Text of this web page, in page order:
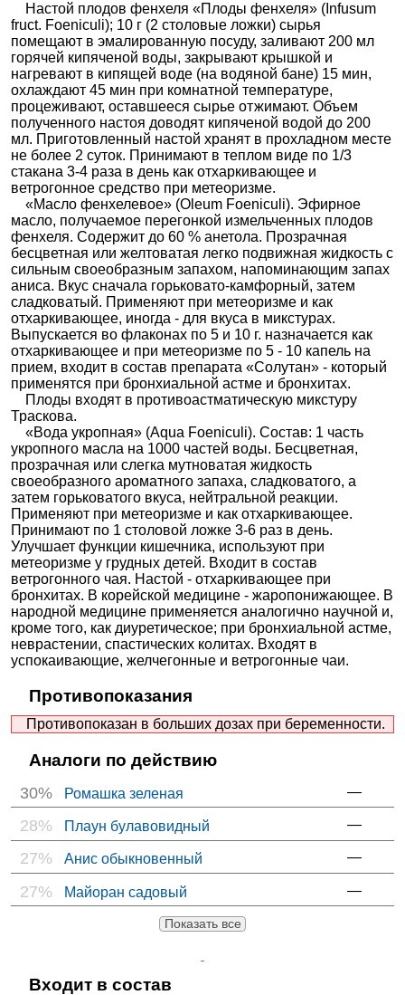
Настой плодов фенхеля «Плоды фенхеля» (Infusum
fruct. Foeniculi); 10 г (2 столовые ложки) сырья
помещают в эмалированную посуду, заливают 200 мл
горячей кипяченой воды, закрывают крышкой и
нагревают в кипящей воде (на водяной бане) 15 мин,
охлаждают 45 мин при комнатной температуре,
процеживают, оставшееся сырье отжимают. Объем
полученного настоя доводят кипяченой водой до 200
мл. Приготовленный настой хранят в прохладном месте
не более 2 суток. Принимают в теплом виде по 1/3
стакана 3-4 раза в день как отхаркивающее и
ветрогонное средство при метеоризме.
«Масло фенхелевое» (Oleum Foeniculi). Эфирное
масло, получаемое перегонкой измельченных плодов
фенхеля. Содержит до 60 % анетола. Прозрачная
бесцветная или желтоватая легко подвижная жидкость с
сильным своеобразным запахом, напоминающим запах
аниса. Вкус сначала горьковато-камфорный, затем
сладковатый. Применяют при метеоризме и как
отхаркивающее, иногда - для вкуса в микстурах.
Выпускается во флаконах по 5 и 10 г. назначается как
отхаркивающее и при метеоризме по 5 - 10 капель на
прием, входит в состав препарата «Солутан» - который
применятся при бронхиальной астме и бронхитах.
Плоды входят в противоастматическую микстуру
Траскова.
«Вода укропная» (Aqua Foeniculi). Состав: 1 часть
укропного масла на 1000 частей воды. Бесцветная,
прозрачная или слегка мутноватая жидкость
своеобразного ароматного запаха, сладковатого, а
затем горьковатого вкуса, нейтральной реакции.
Применяют при метеоризме и как отхаркивающее.
Принимают по 1 столовой ложке 3-6 раз в день.
Улучшает функции кишечника, используют при
метеоризме у грудных детей. Входит в состав
ветрогонного чая. Настой - отхаркивающее при
бронхитах. В корейской медицине - жаропонижающее. В
народной медицине применяется аналогично научной и,
кроме того, как диуретическое; при бронхиальной астме,
неврастении, спастических колитах. Входят в
успокаивающие, желчегонные и ветрогонные чаи.
Противопоказания
Противопоказан в больших дозах при беременности.
Аналоги по действию
30% —
Ромашка зеленая
28% —
Плаун булавовидный
27% —
Анис обыкновенный
27% —
Майоран садовый
Показать все
Входит в состав